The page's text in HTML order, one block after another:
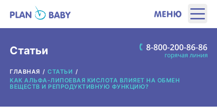
ПРОДУКТЫ
Статьи
ГЛАВНАЯ
СТАТЬИ
КАК АЛЬФА-ЛИПОЕВАЯ КИСЛОТА ВЛИЯЕТ НА ОБМЕН
ВЕЩЕСТВ И РЕПРОДУКТИВНУЮ ФУНКЦИЮ?